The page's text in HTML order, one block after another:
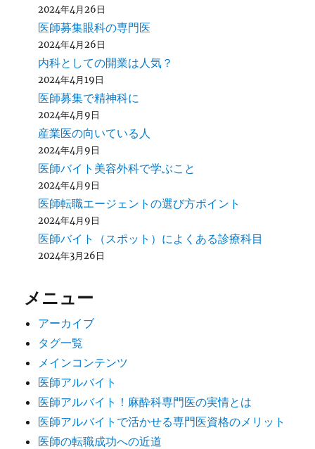
2024年4月26日
医師募集眼科の専門医
2024年4月26日
内科としての開業は人気？
2024年4月19日
医師募集で精神科に
2024年4月9日
産業医の向いている人
2024年4月9日
医師バイト美容外科で学ぶこと
2024年4月9日
医師転職エージェントの選び方ポイント
2024年4月9日
医師バイト（スポット）によくある診療科目
2024年3月26日
メニュー
アーカイブ
タグ一覧
メインコンテンツ
医師アルバイト
医師アルバイト！麻酔科専門医の実情とは
医師アルバイトで活かせる専門医資格のメリット
医師の転職成功への近道